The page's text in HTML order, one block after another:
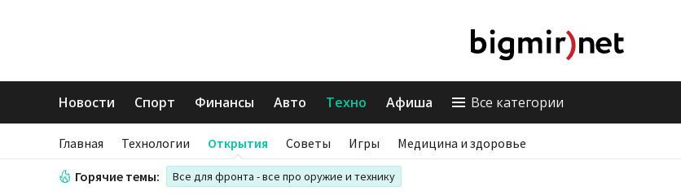
Новости Спорт Финансы Авто Техно Афиша Все категории
Главная Технологии Открытия Советы Игры Медицина и здоровье
Горячие темы: Все для фронта - все про оружие и технику